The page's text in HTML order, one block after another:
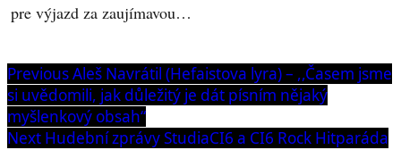
pre výjazd za zaujímavou…
Navigácia
v
článku
Previous Previous
post:
Aleš Navrátil (Hefaistova lyra) – ,,Časem jsme
si uvědomili, jak důležitý je dát písním nějaký
myšlenkový obsah“
Next Next
Hudební zprávy StudiaCI6 a CI6 Rock Hitparáda